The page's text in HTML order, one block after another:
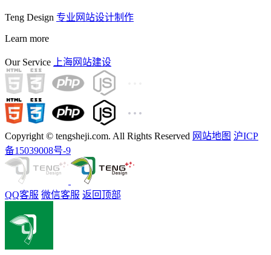
Teng Design 专业网站设计制作
Learn more
Our Service 上海网站建设
Copyright © tengsheji.com. All Rights Reserved 网站地图 沪ICP
备15039008号-9
QQ客服 微信客服 返回顶部